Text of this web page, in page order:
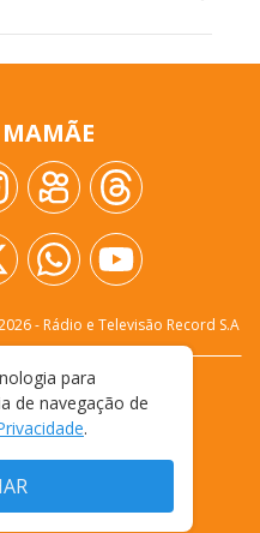
MAMÃE
- Rádio e Televisão Record S.A
PRIVACIDADE
DE USO
para
de navegação de
.